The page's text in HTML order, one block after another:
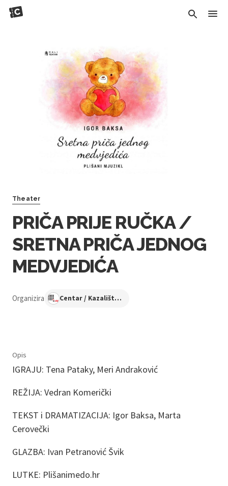
Theater
PRIČA PRIJE RUČKA /
SRETNA PRIČA JEDNOG
MEDVJEDIĆA
Organizira Centar / Kazalište KNAP
Opis
IGRAJU: Tena Pataky, Meri Andraković
REŽIJA: Vedran Komerički
TEKST i DRAMATIZACIJA: Igor Baksa, Marta
Cerovečki
GLAZBA: Ivan Petranović Švik
LUTKE: Plišanimedo.hr